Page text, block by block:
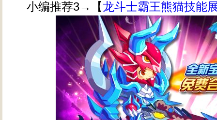
小编推荐3→【龙斗士霸王熊猫技能